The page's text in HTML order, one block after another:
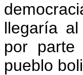
llegaría
por parte
pueblo